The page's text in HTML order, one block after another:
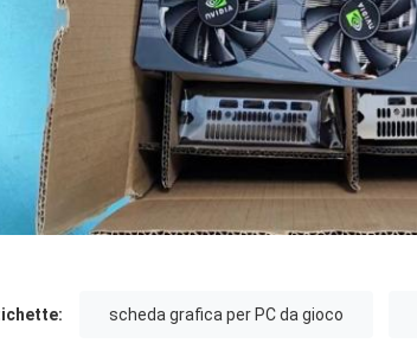
scheda grafica per PC da gioco